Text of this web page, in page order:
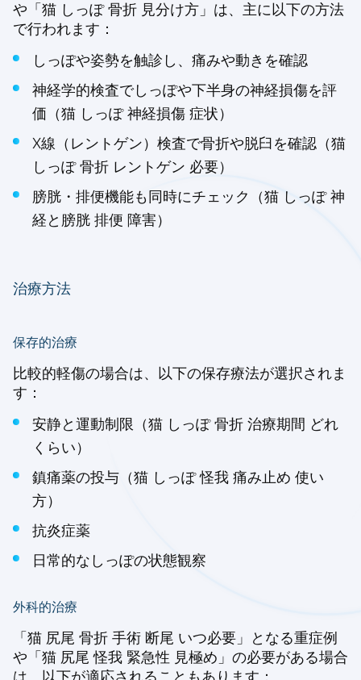
や「猫 しっぽ 骨折 見分け方」は、主に以下の方法
で行われます：
しっぽや姿勢を触診し、痛みや動きを確認
神経学的検査でしっぽや下半身の神経損傷を評
価（猫 しっぽ 神経損傷 症状）
X線（レントゲン）検査で骨折や脱臼を確認（猫
しっぽ 骨折 レントゲン 必要）
膀胱・排便機能も同時にチェック（猫 しっぽ 神
経と膀胱 排便 障害）
治療方法
保存的治療
比較的軽傷の場合は、以下の保存療法が選択されま
す：
安静と運動制限（猫 しっぽ 骨折 治療期間 どれ
くらい）
鎮痛薬の投与（猫 しっぽ 怪我 痛み止め 使い
方）
抗炎症薬
日常的なしっぽの状態観察
外科的治療
「猫 尻尾 骨折 手術 断尾 いつ必要」となる重症例
や「猫 尻尾 怪我 緊急性 見極め」の必要がある場合